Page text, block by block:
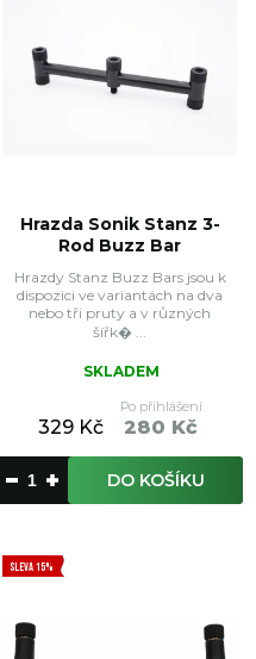
Hrazda Sonik Stanz 3-
Rod Buzz Bar
Hrazdy Stanz Buzz Bars jsou k
dispozici ve variantách na dva
nebo tři pruty a v různých
šířk� ...
SKLADEM
329 Kč
Po přihlášení
280 Kč
DO KOŠÍKU
SLEVA 15%